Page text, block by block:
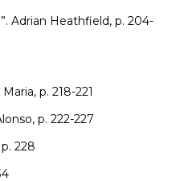
Adrian Heathfield, p. 204-
p. 218-221
p. 222-227
228